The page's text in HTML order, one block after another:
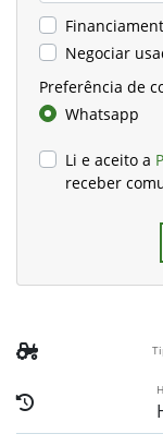
Negociar
Preferência de
Whatsapp
Li e aceito a
receber